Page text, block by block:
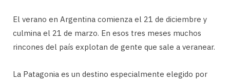
El verano en Argentina comienza el 21 de diciembre y
culmina el 21 de marzo. En esos tres meses muchos
rincones del país explotan de gente que sale a veranear.
La Patagonia es un destino especialmente elegido por